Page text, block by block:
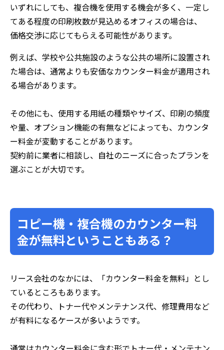
いずれにしても、複合機を使用する機会が多く、一定し
てある程度の印刷枚数が見込めるオフィスの場合は、
価格交渉に応じてもらえる可能性があります。
例えば、学校や公共施設のような公共の場所に設置され
た場合は、通常よりも安価なカウンター料金が適用され
る場合があります。
その他にも、使用する用紙の種類やサイズ、印刷の頻度
や量、オプション機能の有無などによっても、カウンタ
ー料金が変動することがあります。
契約前に業者に相談し、自社のニーズに合ったプランを
選ぶことが大切です。
コピー機・複合機のカウンター料
金が無料ということもある？
リース会社のなかには、「カウンター料金を無料」とし
ているところもあります。
その代わり、トナー代やメンテナンス代、修理費用など
が有料になるケースが多いようです。